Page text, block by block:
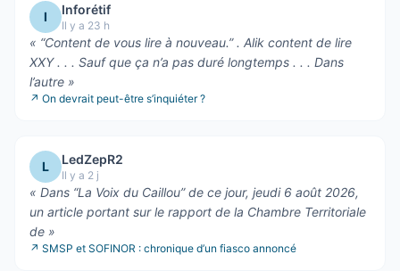
I Inforétif
Il y a 23 h
« “Content de vous lire à nouveau.” . Alik content de lire
XXY . . . Sauf que ça n’a pas duré longtemps . . . Dans
l’autre »
↗ On devrait peut-être s’inquiéter ?
L LedZepR2
Il y a 2 j
« Dans “La Voix du Caillou” de ce jour, jeudi 6 août 2026,
un article portant sur le rapport de la Chambre Territoriale
de »
↗ SMSP et SOFINOR : chronique d’un fiasco annoncé